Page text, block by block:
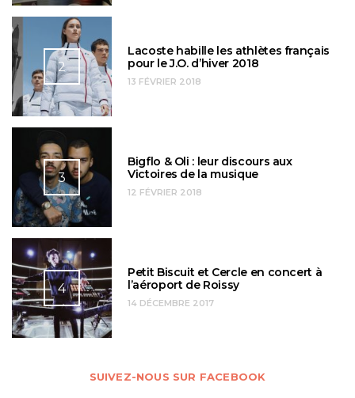
2
Lacoste habille les athlètes français
pour le J.O. d’hiver 2018
13 FÉVRIER 2018
3
Bigflo & Oli : leur discours aux
Victoires de la musique
12 FÉVRIER 2018
4
Petit Biscuit et Cercle en concert à
l’aéroport de Roissy
14 DÉCEMBRE 2017
SUIVEZ-NOUS SUR FACEBOOK